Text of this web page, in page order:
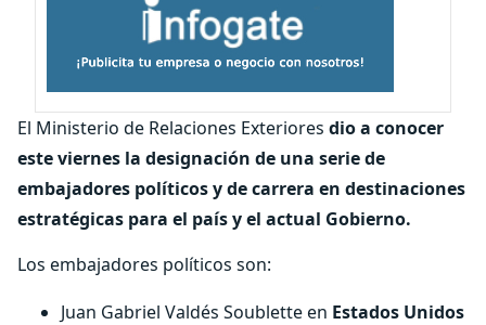
El Ministerio de Relaciones Exteriores dio a conocer
este viernes la designación de una serie de
embajadores políticos y de carrera en destinaciones
estratégicas para el país y el actual Gobierno.
Los embajadores políticos son:
Juan Gabriel Valdés Soublette en Estados Unidos